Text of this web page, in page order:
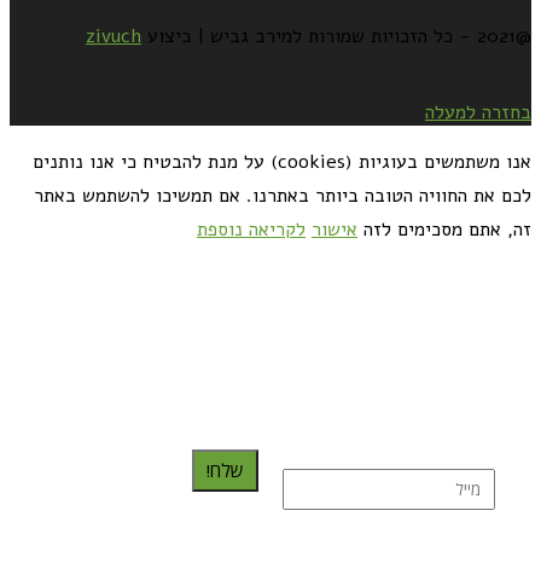
@2021 - כל הזכויות שמורות למירב גביש | ביצוע zivuch
בחזרה למעלה
אנו משתמשים בעוגיות (cookies) על מנת להבטיח כי אנו נותנים
לכם את החוויה הטובה ביותר באתרנו. אם תמשיכו להשתמש באתר
זה, אתם מסכימים לזה אישור לקריאה נוספת
שלח!